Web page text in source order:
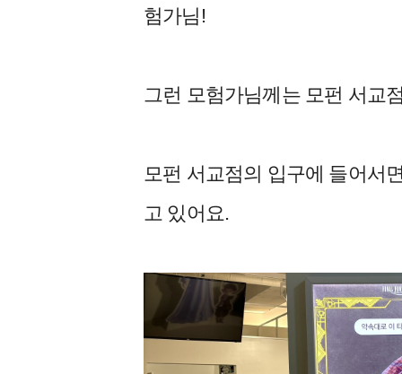
험가님!
그런 모험가님께는 모펀 서교
모펀 서교점의 입구에 들어서
고 있어요.